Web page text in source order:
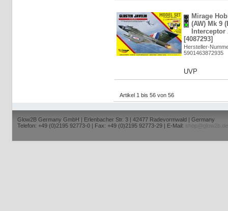
Mirage
(AW) Mk 9
[4087293]
Hersteller-
5901463872935
UVP
Artikel 1 bis 56 von 56
Glow2B Germany GmbH | Erlenbacher Str. 3 | 42477 Radevormwald | Germany
Telefon: +49 (0)2195 92773-0 | Fax: +49 (0)2195 92773-29 | E-Mail:
shop@glow2b.de